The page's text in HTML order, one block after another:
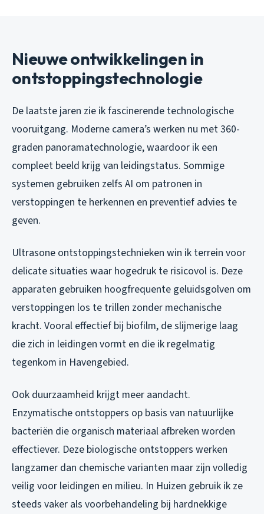
Nieuwe ontwikkelingen in
ontstoppingstechnologie
De laatste jaren zie ik fascinerende technologische
vooruitgang. Moderne camera’s werken nu met 360-
graden panoramatechnologie, waardoor ik een
compleet beeld krijg van leidingstatus. Sommige
systemen gebruiken zelfs AI om patronen in
verstoppingen te herkennen en preventief advies te
geven.
Ultrasone ontstoppingstechnieken win ik terrein voor
delicate situaties waar hogedruk te risicovol is. Deze
apparaten gebruiken hoogfrequente geluidsgolven om
verstoppingen los te trillen zonder mechanische
kracht. Vooral effectief bij biofilm, de slijmerige laag
die zich in leidingen vormt en die ik regelmatig
tegenkom in Havengebied.
Ook duurzaamheid krijgt meer aandacht.
Enzymatische ontstoppers op basis van natuurlijke
bacteriën die organisch materiaal afbreken worden
effectiever. Deze biologische ontstoppers werken
langzamer dan chemische varianten maar zijn volledig
veilig voor leidingen en milieu. In Huizen gebruik ik ze
steeds vaker als voorbehandeling bij hardnekkige